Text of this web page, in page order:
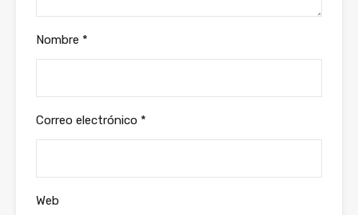
Nombre *
Correo electrónico *
Web